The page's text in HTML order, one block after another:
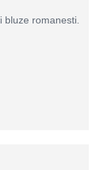
bluze romanesti.